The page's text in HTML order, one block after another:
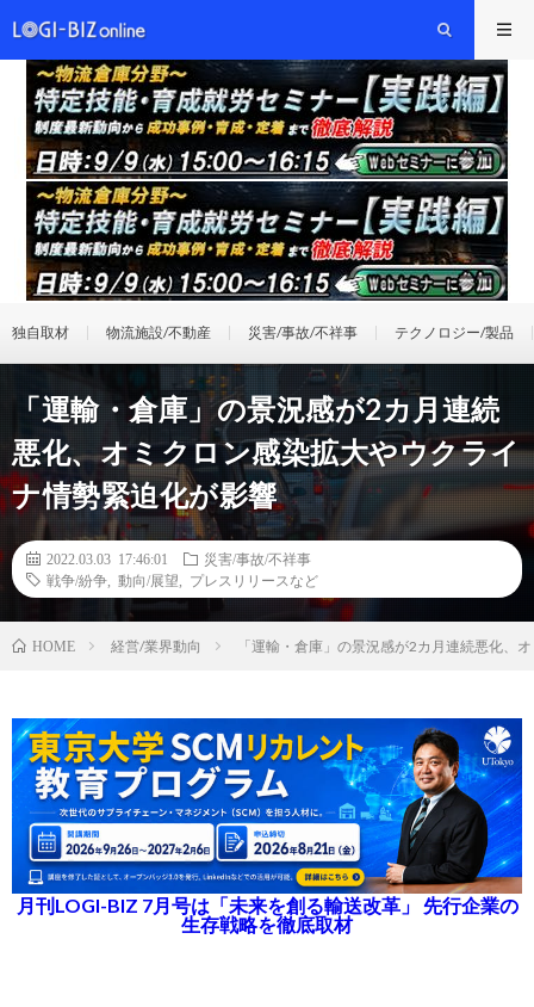
独自取材 物流施設/不動産 災害/事故/不祥事 テクノロジー/製品
「運輸・倉庫」の景況感が2カ月連続
悪化、オミクロン感染拡大やウクライ
ナ情勢緊迫化が影響
2022.03.03 17:46:01
災害/事故/不祥事
戦争/紛争
動向/展望 プレスリリースなど
HOME 経営/業界動向 「運輸・倉庫」の景況感が2カ月連続悪化、
月刊LOGI-BIZ 7月号は「未来を創る輸送改革」 先行企業の
生存戦略を徹底取材